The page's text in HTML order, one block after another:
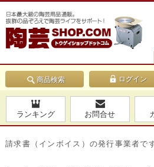
商品検索
ランキング お問合せ
書（インボイス）の発行事業者です。